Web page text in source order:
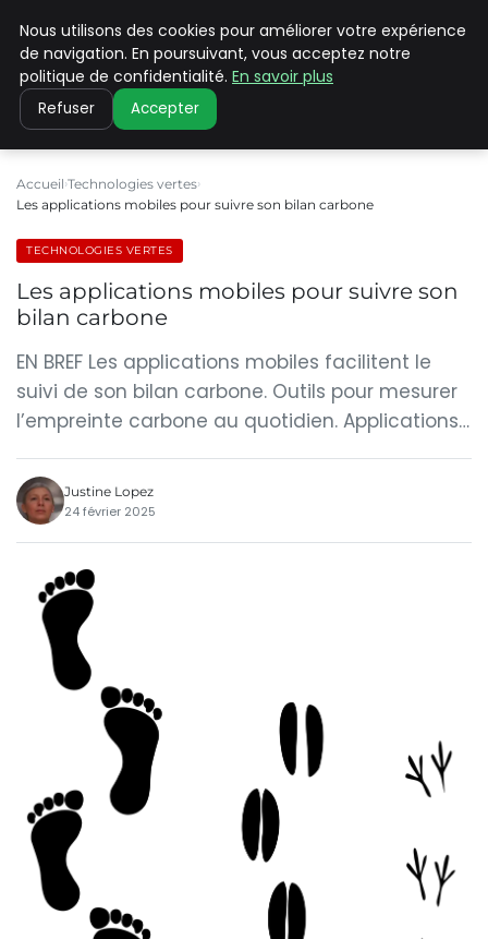
CLIMATE C ADVANCED
Accueil Technologies vertes
Les applications mobiles pour suivre son bilan carbone
TECHNOLOGIES VERTES
Les applications mobiles pour suivre son
bilan carbone
EN BREF Les applications mobiles facilitent le
suivi de son bilan carbone. Outils pour mesurer
l’empreinte carbone au quotidien. Applications…
Justine Lopez
24 février 2025
Nous utilisons des cookies pour améliorer votre expérience
de navigation. En poursuivant, vous acceptez notre
politique de confidentialité. En savoir plus
Refuser Accepter